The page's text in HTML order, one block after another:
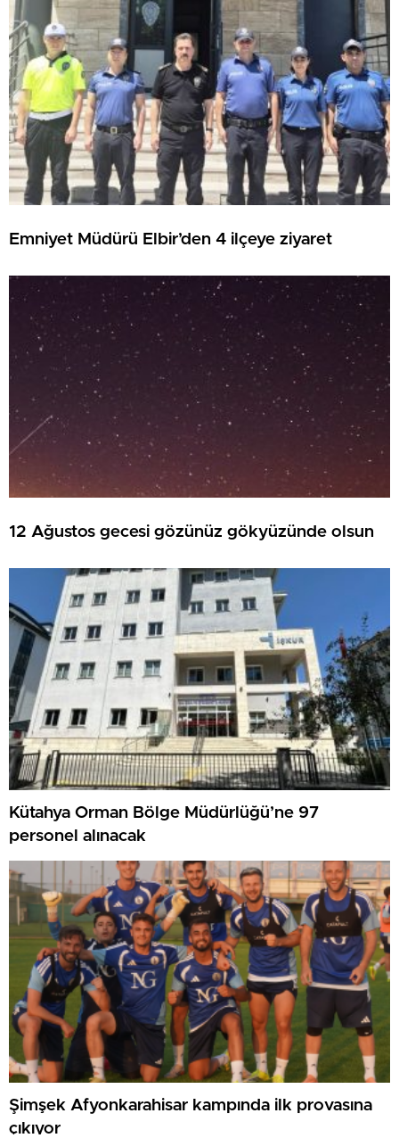
Emniyet Müdürü Elbir’den 4 ilçeye ziyaret
12 Ağustos gecesi gözünüz gökyüzünde olsun
Kütahya Orman Bölge Müdürlüğü’ne 97
personel alınacak
Şimşek Afyonkarahisar kampında ilk provasına
çıkıyor